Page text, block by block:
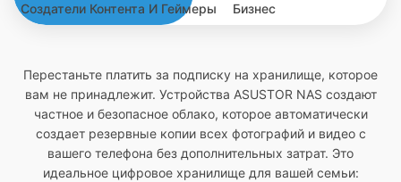
Создатели Контента И Геймеры Бизнес
Перестаньте платить за подписку на хранилище, которое
вам не принадлежит. Устройства ASUSTOR NAS создают
частное и безопасное облако, которое автоматически
создает резервные копии всех фотографий и видео с
вашего телефона без дополнительных затрат. Это
идеальное цифровое хранилище для вашей семьи: